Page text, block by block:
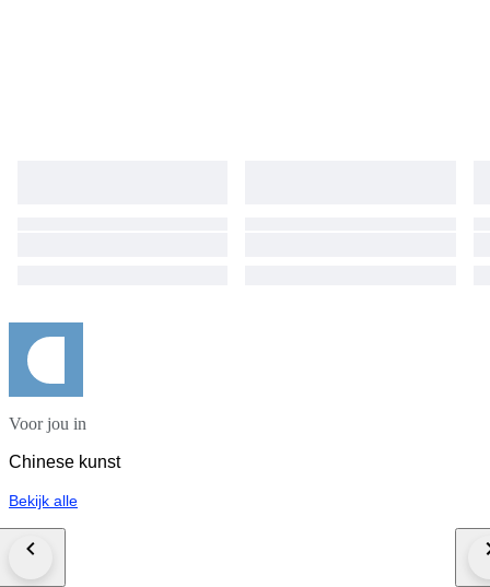
Voor jou in
Chinese kunst
Bekijk alle